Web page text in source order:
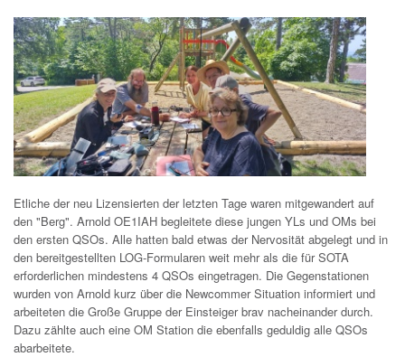
Etliche der neu Lizensierten der letzten Tage waren mitgewandert auf
den "Berg". Arnold OE1IAH begleitete diese jungen YLs und OMs bei
den ersten QSOs. Alle hatten bald etwas der Nervosität abgelegt und in
den bereitgestellten LOG-Formularen weit mehr als die für SOTA
erforderlichen mindestens 4 QSOs eingetragen. Die Gegenstationen
wurden von Arnold kurz über die Newcommer Situation informiert und
arbeiteten die Große Gruppe der Einsteiger brav nacheinander durch.
Dazu zählte auch eine OM Station die ebenfalls geduldig alle QSOs
abarbeitete.